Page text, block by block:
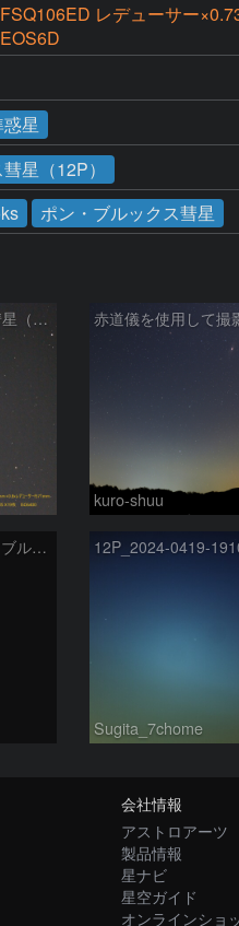
FSQ106ED レデューサー
EOS6D
星
星（12P）
ポン・ブルックス彗星
ポンス・ブルックス彗星（12P/Pons-Brooks）2024/04/01
kuro-shuu
2024/4/19 12P/ポン・ブルックス彗星・木星・天王星 12P_2024-0419-
Sugita_7chome
会社情報
アストロアーツ
製品情報
星ナビ
星空ガイド
オンラインショ